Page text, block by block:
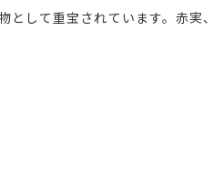
して重宝されています。赤実、